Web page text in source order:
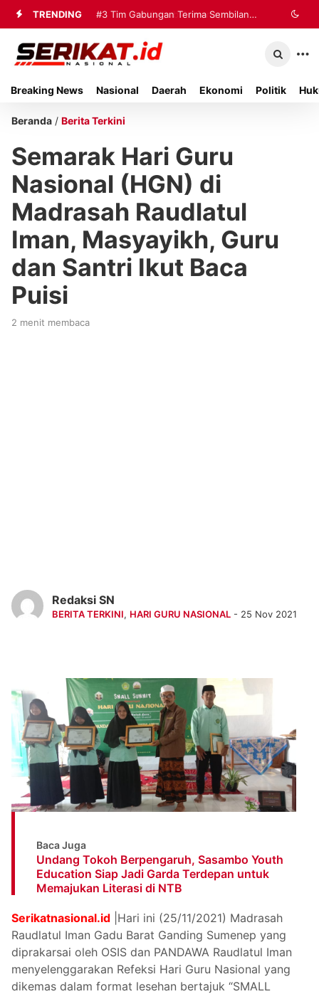
TRENDING #2 Perkimhub Sumenep
Matangkan Pelaksanaan RTLH 2026,
#3 Tim Gabungan Terima Sembilan
Korban Evakuasi KM Mutiara Sentosa
Breaking News Nasional Daerah Ekonomi Politik
Beranda / Berita Terkini
Semarak Hari Guru
Nasional (HGN) di
Madrasah Raudlatul
Iman, Masyayikh, Guru
dan Santri Ikut Baca
Puisi
2 menit membaca
Redaksi SN
BERITA TERKINI, HARI GURU NASIONAL - 25 Nov 2021
Baca Juga
Undang Tokoh Berpengaruh, Sasambo Youth
Education Siap Jadi Garda Terdepan untuk
Memajukan Literasi di NTB
Serikatnasional.id |Hari ini (25/11/2021) Madrasah
Raudlatul Iman Gadu Barat Ganding Sumenep yang
diprakarsai oleh OSIS dan PANDAWA Raudlatul Iman
menyelenggarakan Refeksi Hari Guru Nasional yang
dikemas dalam format lesehan bertajuk “SMALL